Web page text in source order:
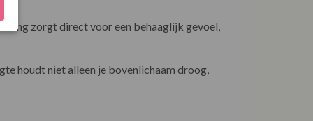
zorgt direct voor een behaaglijk gevoel,
houdt niet alleen je bovenlichaam droog,